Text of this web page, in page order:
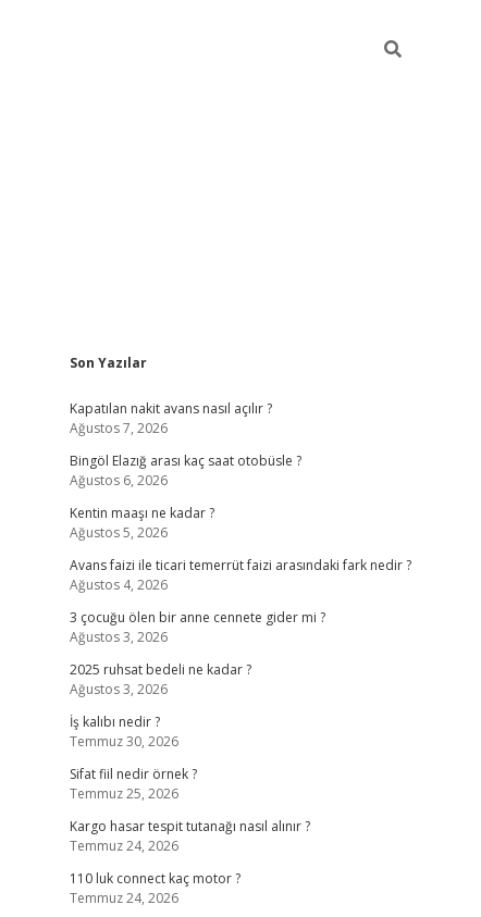
Sidebar
Son Yazılar
Kapatılan nakit avans nasıl açılır ?
Ağustos 7, 2026
Bingöl Elazığ arası kaç saat otobüsle ?
Ağustos 6, 2026
Kentin maaşı ne kadar ?
Ağustos 5, 2026
Avans faizi ile ticari temerrüt faizi arasındaki fark nedir ?
Ağustos 4, 2026
3 çocuğu ölen bir anne cennete gider mi ?
Ağustos 3, 2026
2025 ruhsat bedeli ne kadar ?
Ağustos 3, 2026
İş kalıbı nedir ?
Temmuz 30, 2026
Sifat fiil nedir örnek ?
Temmuz 25, 2026
Kargo hasar tespit tutanağı nasıl alınır ?
Temmuz 24, 2026
110 luk connect kaç motor ?
Temmuz 24, 2026